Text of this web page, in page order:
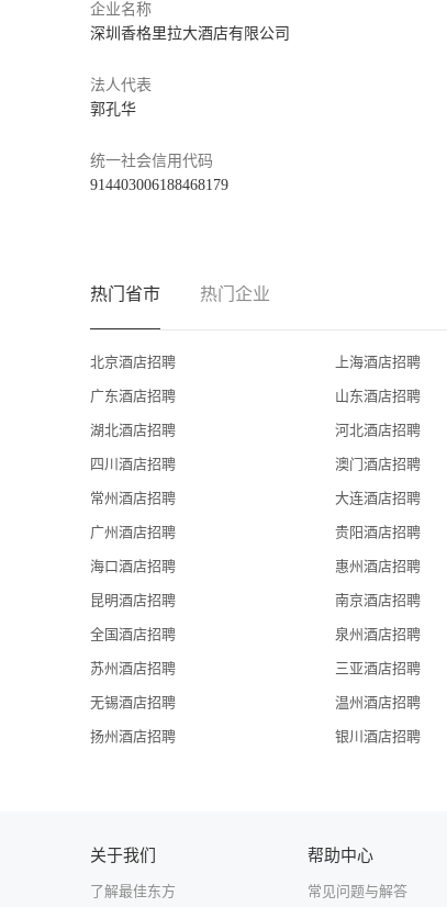
企业名称
深圳香格里拉大酒店有限公司
法人代表
郭孔华
统一社会信用代码
914403006188468179
热门省市 热门企业
北京酒店招聘 上海酒店招聘
广东酒店招聘 山东酒店招聘
湖北酒店招聘 河北酒店招聘
四川酒店招聘 澳门酒店招聘
常州酒店招聘 大连酒店招聘
广州酒店招聘 贵阳酒店招聘
海口酒店招聘 惠州酒店招聘
昆明酒店招聘 南京酒店招聘
全国酒店招聘 泉州酒店招聘
苏州酒店招聘 三亚酒店招聘
无锡酒店招聘 温州酒店招聘
扬州酒店招聘 银川酒店招聘
关于我们
了解最佳东方
帮助中心
常见问题与解答